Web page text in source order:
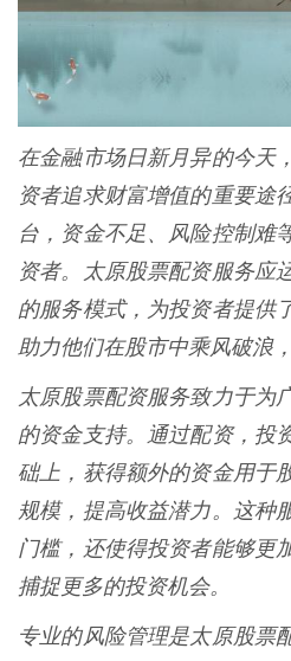
在金融市场日新月异的今天
资者追求财富增值的重要途
台，资金不足、风险控制难
资者。太原股票配资服务应
的服务模式，为投资者提供
助力他们在股市中乘风破浪
太原股票配资服务致力于为
的资金支持。通过配资，投
础上，获得额外的资金用于
规模，提高收益潜力。这种
门槛，还使得投资者能够更
捕捉更多的投资机会。
专业的风险管理是太原股票